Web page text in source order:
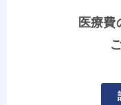
医療費